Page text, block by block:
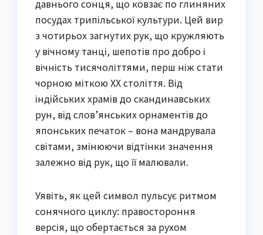
давнього сонця, що ковзає по глиняних
посудах трипільської культури. Цей вир
з чотирьох загнутих рук, що кружляють
у вічному танці, шепотів про добро і
вічність тисячоліттями, перш ніж стати
чорною міткою XX століття. Від
індійських храмів до скандинавських
рун, від слов’янських орнаментів до
японських печаток – вона мандрувала
світами, змінюючи відтінки значення
залежно від рук, що її малювали.
Уявіть, як цей символ пульсує ритмом
сонячного циклу: правостороння
версія, що обертається за рухом